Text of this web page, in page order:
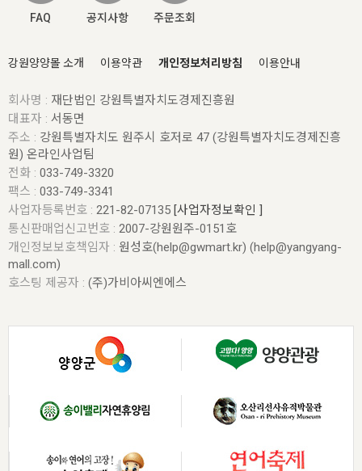
FAQ 공지사항 주문조회
강원양양몰 소개 이용약관 개인정보처리방침 이용안내
회사명 : 재단법인 강원특별자치도경제진흥원
대표자 : 서동면
주소 : 강원특별자치도 원주시 호저로 47 (강원특별자치도경제진흥
원) 온라인사업팀
전화 : 033-749-3320
팩스 : 033-749-3341
사업자등록번호 : 221-82-07135 [사업자정보확인 ]
통신판매업신고번호 : 2007-강원원주-0151호
개인정보보호책임자 : 원성호(help@gwmart.kr) (help@yangyang-
mall.com)
호스팅 제공자 : (주)가비아씨엔에스